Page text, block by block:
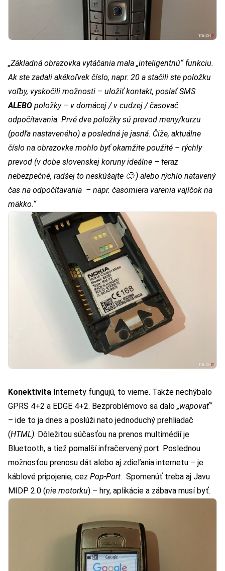
„Základná obrazovka vytáčania mala „inteligentnú“ funkciu.
Ak ste zadali akékoľvek číslo, napr. 20 a stačili ste položku
voľby, vyskočili možnosti – uložiť kontakt, poslať SMS
ALEBO položky – v domácej / v cudzej / časovač
odpočítavania. Prvé dve položky sú prevod meny/kurzu
(podľa nastaveného) a posledná je jasná. Čiže, aktuálne
číslo na obrazovke mohlo byť okamžite použité – rýchly
prevod (v dobe slovenskej koruny ideálne – teraz
nebezpečné, radšej to neskúšajte 🙂) alebo rýchlo natavený
čas na odpočítavania – napr. časomiera varenia vajíčok na
mäkko.“
Konektivita Internety fungujú, to vieme. Takže nechýbalo
GPRS 4+2 a EDGE 4+2. Bezproblémovo sa dalo „wapovať“
– ide to ja dnes a poslúži nato jednoduchý prehliadač
(HTML). Dôležitou súčasťou na prenos multimédií je
Bluetooth, a tiež pomalší infračervený port. Poslednou
možnosťou prenosu dát alebo aj zdieľania internetu – je
káblové pripojenie, cez Pop-Port. Spomenúť treba aj Javu
MIDP 2.0 (nie motorku) – hry, aplikácie a zábava musí byť.